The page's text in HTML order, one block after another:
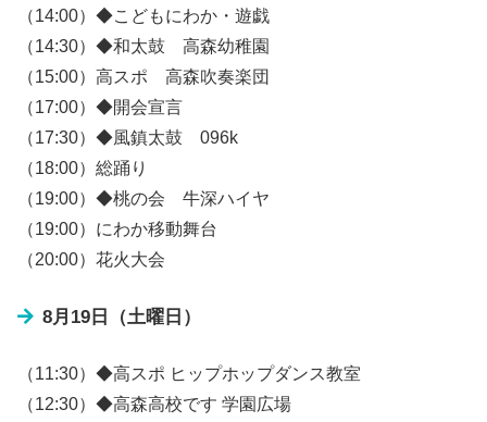
（14:00）◆こどもにわか・遊戯
（14:30）◆和太鼓 高森幼稚園
（15:00）高スポ 高森吹奏楽団
（17:00）◆開会宣言
（17:30）◆風鎮太鼓 096k
（18:00）総踊り
（19:00）◆桃の会 牛深ハイヤ
（19:00）にわか移動舞台
（20:00）花火大会
8月19日（土曜日）
（11:30）◆高スポ ヒップホップダンス教室
（12:30）◆高森高校です 学園広場